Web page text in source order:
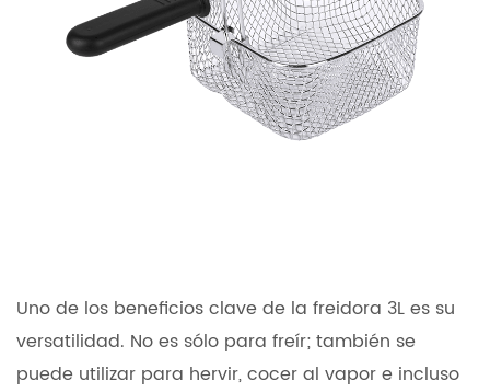
Uno de los beneficios clave de la freidora 3L es su
versatilidad. No es sólo para freír; también se
puede utilizar para hervir, cocer al vapor e incluso